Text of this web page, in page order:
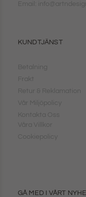
Email:
KUNDTJÄNST
Betalning
Frakt
Retur & Reklamation
Vår Miljöpolicy
Kontakta Oss
Våra Villkor
Cookiepolicy
GÅ MED I VÅRT